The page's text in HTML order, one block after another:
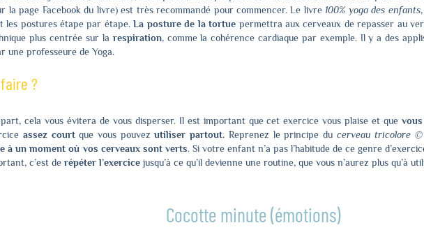
la page Facebook du livre) est très recommandé pour commencer. Le livre 100% yoga des enfants
les postures étape par étape.La posture de la tortue permettra aux cerveaux de repasser au
plus centrée sur la respiration, comme la cohérence cardiaque par exemple. Il y a des
une professeure de Yoga.
?
cela vous évitera de vous disperser. Il est important que cet exercice vous plaise et que
assez courtque vous pouvezutiliser partout. Reprenez le principe du cerveau tricolore ©
à un moment où vos cerveaux sont verts. Si votre enfant n’a pas l’habitude de ce genre
c’est de répéter l’exercice jusqu’à ce qu’il devienne une routine, que vous n’aurez plus qu’à
Cocotte minute (émotions)